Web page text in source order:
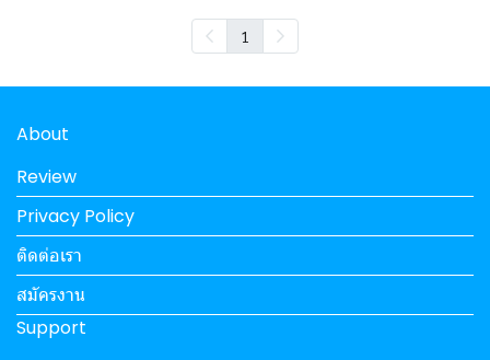
1
About
Review
Privacy Policy
ติดต่อเรา
สมัครงาน
Support